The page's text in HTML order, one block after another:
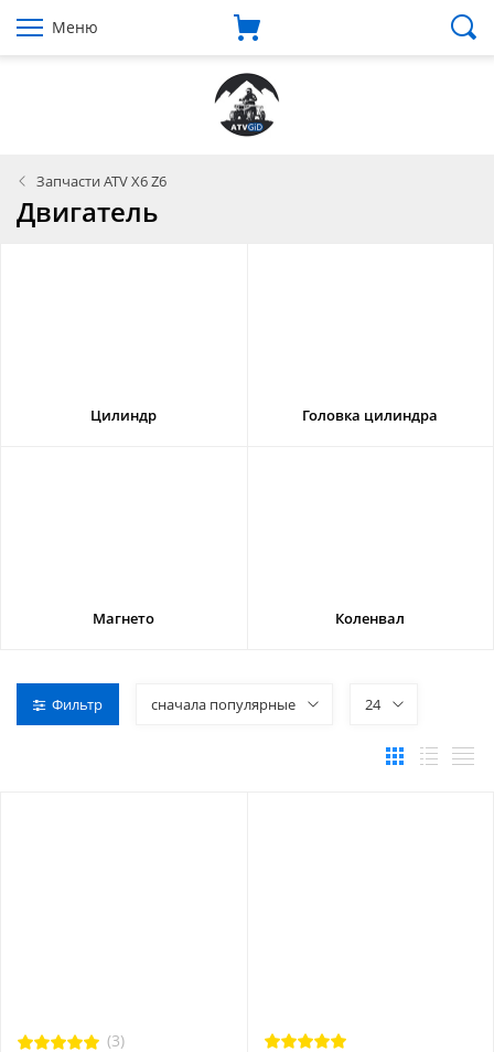
Меню
Запчасти ATV X6 Z6
Двигатель
Цилиндр Головка цилиндра
Магнето Коленвал
Фильтр сначала популярные 24
(3)